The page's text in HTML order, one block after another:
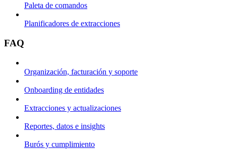
Paleta de comandos
Planificadores de extracciones
FAQ
Organización, facturación y soporte
Onboarding de entidades
Extracciones y actualizaciones
Reportes, datos e insights
Burós y cumplimiento